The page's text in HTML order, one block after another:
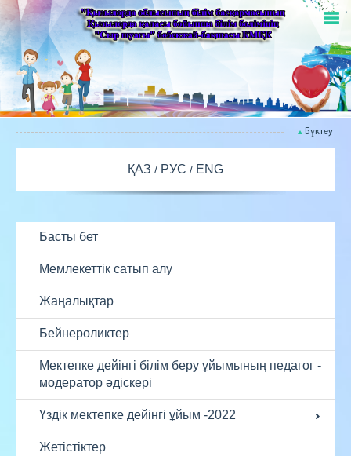
Бүктеу
ҚАЗ РУС ENG
Басты бет
Мемлекеттік сатып алу
Жаңалықтар
Бейнероликтер
Мектепке дейінгі білім беру ұйымының педагог -
модератор әдіскері
Үздік мектепке дейінгі ұйым -2022
Жетістіктер